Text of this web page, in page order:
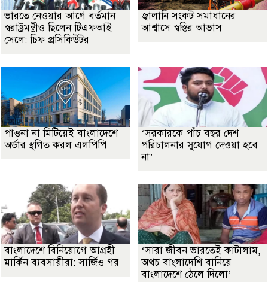
ভারতে নেওয়ার আগে বর্তমান
স্বরাষ্ট্রমন্ত্রীও ছিলেন টিএফআই
সেলে: চিফ প্রসিকিউটর
জ্বালানি সংকট সমাধানের
আশ্বাসে স্বস্তির আভাস
পাওনা না মিটিয়েই বাংলাদেশে
অর্ডার স্থগিত করল এলপিপি
‘সরকারকে পাঁচ বছর দেশ
পরিচালনার সুযোগ দেওয়া হবে
না’
বাংলাদেশে বিনিয়োগে আগ্রহী
মার্কিন ব্যবসায়ীরা: সার্জিও গর
‘সারা জীবন ভারতেই কাটালাম,
অথচ বাংলাদেশি বানিয়ে
বাংলাদেশে ঠেলে দিলো’